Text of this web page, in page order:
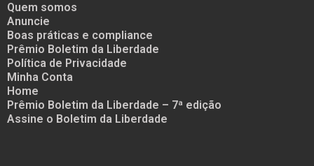
Quem somos
Anuncie
Boas práticas e compliance
Prêmio Boletim da Liberdade
Política de Privacidade
Minha Conta
Home
Prêmio Boletim da Liberdade – 7ª edição
Assine o Boletim da Liberdade